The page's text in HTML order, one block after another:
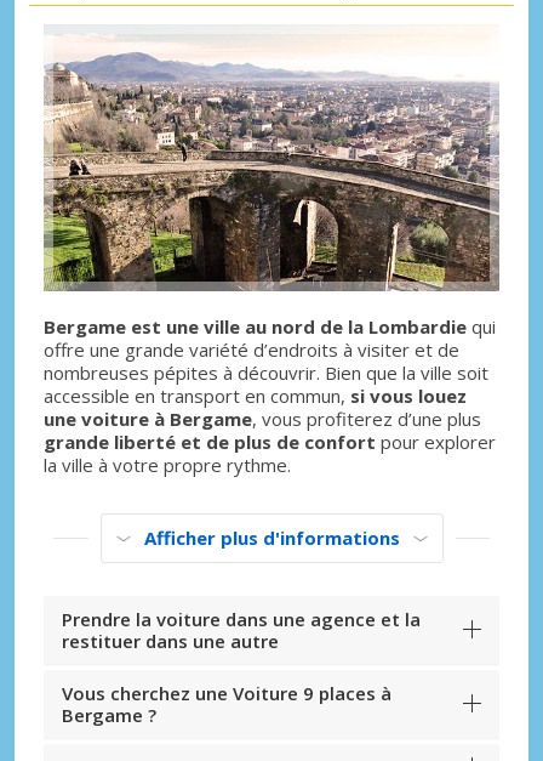
Bergame est une ville au nord de la Lombardie qui
offre une grande variété d’endroits à visiter et de
nombreuses pépites à découvrir. Bien que la ville soit
accessible en transport en commun, si vous louez
une voiture à Bergame, vous profiterez d’une plus
grande liberté et de plus de confort pour explorer
la ville à votre propre rythme.
Afficher plus d'informations
Prendre la voiture dans une agence et la
restituer dans une autre
Vous cherchez une Voiture 9 places à
Bergame ?